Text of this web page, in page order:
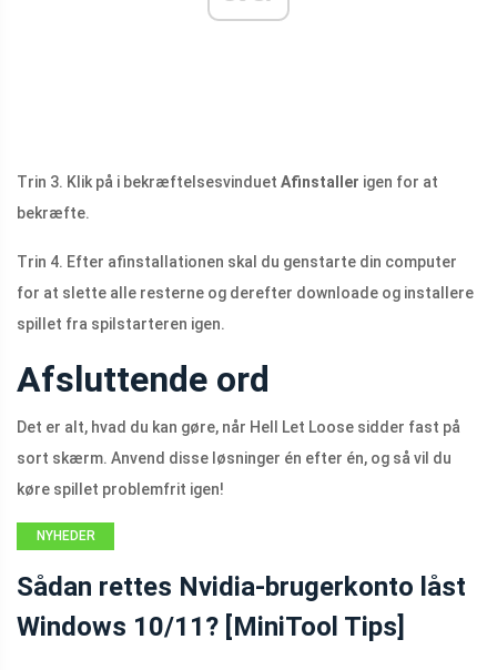
Trin 3. Klik på i bekræftelsesvinduet Afinstaller igen for at
bekræfte.
Trin 4. Efter afinstallationen skal du genstarte din computer
for at slette alle resterne og derefter downloade og installere
spillet fra spilstarteren igen.
Afsluttende ord
Det er alt, hvad du kan gøre, når Hell Let Loose sidder fast på
sort skærm. Anvend disse løsninger én efter én, og så vil du
køre spillet problemfrit igen!
NYHEDER
Sådan rettes Nvidia-brugerkonto låst
Windows 10/11? [MiniTool Tips]